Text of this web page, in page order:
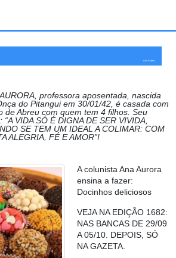
Ana Aurora
professora aposentada, nascida
do Pitangui em 30/01/42, é casada com
de Abreu com quem tem 4 filhos. Seu
“A VIDA SÓ É DIGNA DE SER VIVIDA,
SE TEM UM IDEAL A COLIMAR: COM
ALEGRIA, FÉ E AMOR”!
A colunista Ana Aurora
ensina a fazer:
Docinhos deliciosos
VEJA NA EDIÇÃO 1682:
NAS BANCAS DE 29/09
A 05/10. DEPOIS, SÓ
NA GAZETA.